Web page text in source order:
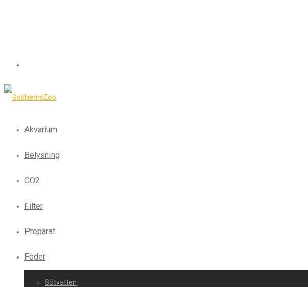
Akvarium
Belysning
CO2
Filter
Preparat
Foder
Sötvatten